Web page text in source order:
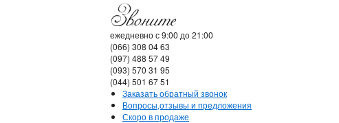
ежедневно с 9:00 до 21:00
(066) 308 04 63
(097) 488 57 49
(093) 570 31 95
(044) 501 67 51
Заказать обратный звонок
Вопросы,отзывы и предложения
Скоро в продаже